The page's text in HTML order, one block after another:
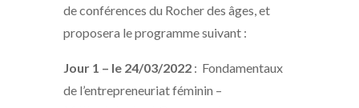
de conférences du Rocher des âges, et
proposera le programme suivant :
Jour 1 – le 24/03/2022 : Fondamentaux
de l’entrepreneuriat féminin –